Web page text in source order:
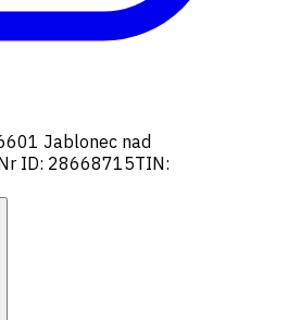
Jablonec nad
ID: 28668715TIN: